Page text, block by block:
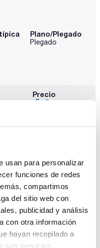
usan para personalizar
funciones de redes
compartimos
del sitio web con
publicidad y análisis
con otra información
hayan recopilado a
sus servicios.
Plano/Plegado
Plegado
Precio
Comprar
media-lenta,
Plano/Plegado
Plano